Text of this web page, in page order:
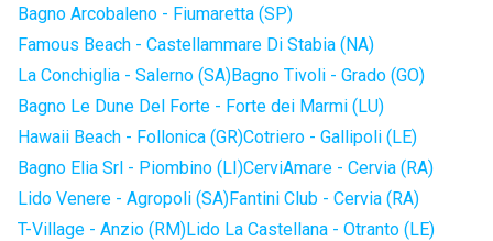
Bagno Arcobaleno - Fiumaretta (SP)
Famous Beach - Castellammare Di Stabia (NA)
La Conchiglia - Salerno (SA)Bagno Tivoli - Grado (GO)
Bagno Le Dune Del Forte - Forte dei Marmi (LU)
Hawaii Beach - Follonica (GR)Cotriero - Gallipoli (LE)
Bagno Elia Srl - Piombino (LI)CerviAmare - Cervia (RA)
Lido Venere - Agropoli (SA)Fantini Club - Cervia (RA)
T-Village - Anzio (RM)Lido La Castellana - Otranto (LE)